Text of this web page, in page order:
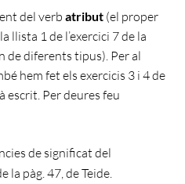
del verb atribut (el proper
llista 1 de l’exercici 7 de la
de diferents tipus). Per al
hem fet els exercicis 3 i 4 de
escrit. Per deures feu
de significat del
la pàg. 47, de Teide.